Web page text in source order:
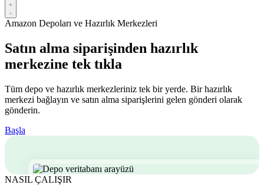
Amazon Depoları ve Hazırlık Merkezleri
Satın alma siparişinden hazırlık
merkezine tek tıkla
Tüm depo ve hazırlık merkezleriniz tek bir yerde. Bir hazırlık
merkezi bağlayın ve satın alma siparişlerini gelen gönderi olarak
gönderin.
Başla
NASIL ÇALIŞIR